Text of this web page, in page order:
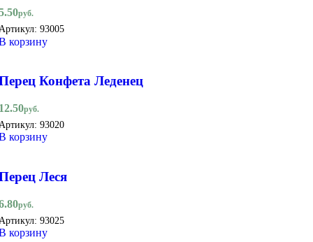
руб.
93005
корзину
Конфета Леденец
руб.
93020
корзину
Леся
руб.
93025
корзину